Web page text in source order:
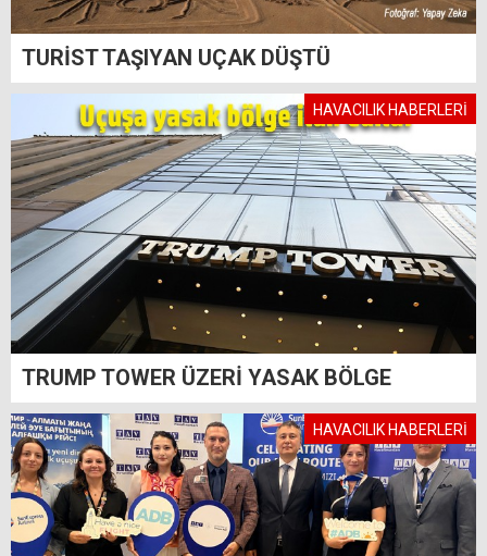
TURİST TAŞIYAN UÇAK DÜŞTÜ
HAVACILIK HABERLERİ
TRUMP TOWER ÜZERİ YASAK BÖLGE
HAVACILIK HABERLERİ